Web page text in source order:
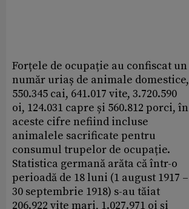
Forțele de ocupație au confiscat un
număr uriaș de animale domestice,
550.345 cai, 641.017 vite, 3.720.590
oi, 124.031 capre și 560.812 porci, în
aceste cifre nefiind incluse
animalele sacrificate pentru
consumul trupelor de ocupație.
Statistica germană arăta că într-o
perioadă de 18 luni (1 august 1917 –
30 septembrie 1918) s-au tăiat
206.922 vite mari, 1.027.971 oi și